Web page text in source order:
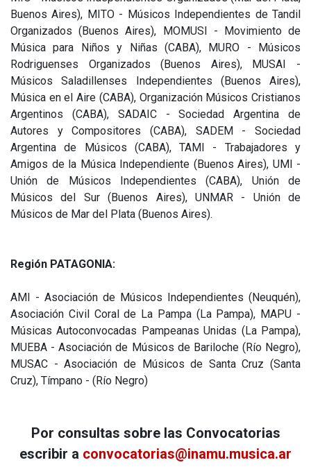
Buenos Aires), MITO - Músicos Independientes de Tandil
Organizados (Buenos Aires), MOMUSI - Movimiento de
Música para Niños y Niñas (CABA), MURO - Músicos
Rodriguenses Organizados (Buenos Aires), MUSAI -
Músicos Saladillenses Independientes (Buenos Aires),
Música en el Aire (CABA), Organización Músicos Cristianos
Argentinos (CABA), SADAIC - Sociedad Argentina de
Autores y Compositores (CABA), SADEM - Sociedad
Argentina de Músicos (CABA), TAMI - Trabajadores y
Amigos de la Música Independiente (Buenos Aires), UMI -
Unión de Músicos Independientes (CABA), Unión de
Músicos del Sur (Buenos Aires), UNMAR - Unión de
Músicos de Mar del Plata (Buenos Aires).
Región PATAGONIA:
AMI - Asociación de Músicos Independientes (Neuquén),
Asociación Civil Coral de La Pampa (La Pampa), MAPU -
Músicas Autoconvocadas Pampeanas Unidas (La Pampa),
MUEBA - Asociación de Músicos de Bariloche (Río Negro),
MUSAC - Asociación de Músicos de Santa Cruz (Santa
Cruz), Tímpano - (Río Negro)
Por consultas sobre las Convocatorias
escribir a convocatorias@inamu.musica.ar